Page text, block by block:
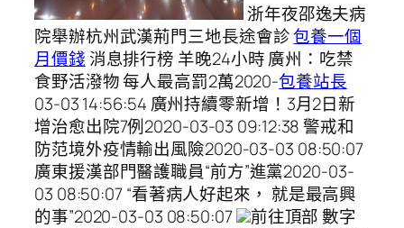
浙年夜邵逸夫病
院舉辦杭州武漢荊門三地長途會診包養一個
月價錢消息排行榜 羊晚24小時 廣州：吃禁
食野活潑物 每人最高罰2萬2020-包養站長
03-03 14:56:54 廣州持續零新增！3月2日新
增治愈出院7例2020-03-03 09:12:38 警戒和
防范境外疫情輸出風險2020-03-03 08:50:07
廣東援漢部門醫護職員“前方”進黨2020-03-
03 08:50:07 “看著病人好起來， 就是最高興
的事”2020-03-03 08:50:07
前往頂部 數字